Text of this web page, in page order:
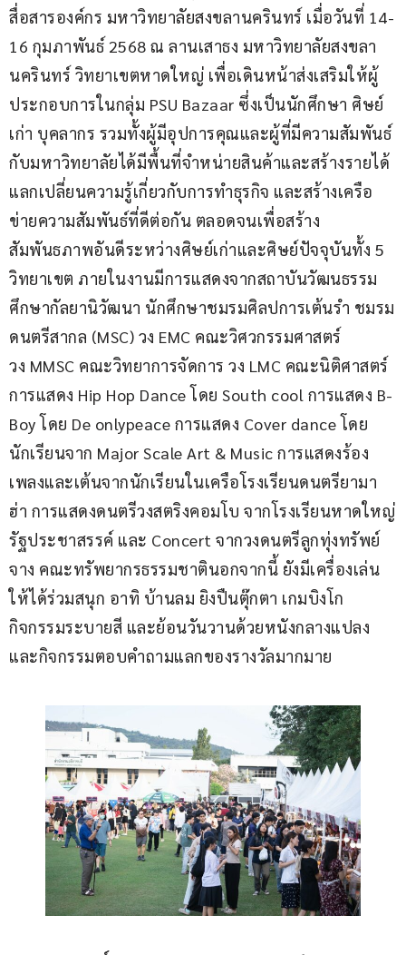
สื่อสารองค์กร มหาวิทยาลัยสงขลานครินทร์ เมื่อวันที่ 14-
16 กุมภาพันธ์ 2568 ณ ลานเสาธง มหาวิทยาลัยสงขลา
นครินทร์ วิทยาเขตหาดใหญ่ เพื่อเดินหน้าส่งเสริมให้ผู้
ประกอบการในกลุ่ม PSU Bazaar ซึ่งเป็นนักศึกษา ศิษย์
เก่า บุคลากร รวมทั้งผู้มีอุปการคุณและผู้ที่มีความสัมพันธ์
กับมหาวิทยาลัยได้มีพื้นที่จำหน่ายสินค้าและสร้างรายได้
แลกเปลี่ยนความรู้เกี่ยวกับการทำธุรกิจ และสร้างเครือ
ข่ายความสัมพันธ์ที่ดีต่อกัน ตลอดจนเพื่อสร้าง
สัมพันธภาพอันดีระหว่างศิษย์เก่าและศิษย์ปัจจุบันทั้ง 5
วิทยาเขต ภายในงานมีการแสดงจากสถาบันวัฒนธรรม
ศึกษากัลยานิวัฒนา นักศึกษาชมรมศิลปการเต้นรำ ชมรม
ดนตรีสากล (MSC) วง EMC คณะวิศวกรรมศาสตร์
วง MMSC คณะวิทยาการจัดการ วง LMC คณะนิติศาสตร์
การแสดง Hip Hop Dance โดย South cool การแสดง B-
Boy โดย De onlypeace การแสดง Cover dance โดย
นักเรียนจาก Major Scale Art & Music การแสดงร้อง
เพลงและเต้นจากนักเรียนในเครือโรงเรียนดนตรียามา
ฮ่า การแสดงดนตรีวงสตริงคอมโบ จากโรงเรียนหาดใหญ่
รัฐประชาสรรค์ และ Concert จากวงดนตรีลูกทุ่งทรัพย์
จาง คณะทรัพยากรธรรมชาตินอกจากนี้ ยังมีเครื่องเล่น
ให้ได้ร่วมสนุก อาทิ บ้านลม ยิงปืนตุ๊กตา เกมบิงโก
กิจกรรมระบายสี และย้อนวันวานด้วยหนังกลางแปลง
และกิจกรรมตอบคำถามแลกของรางวัลมากมาย